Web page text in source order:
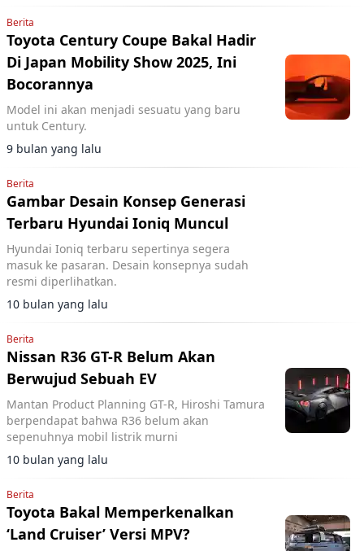
Berita
Toyota Century Coupe Bakal Hadir
Di Japan Mobility Show 2025, Ini
Bocorannya
Model ini akan menjadi sesuatu yang baru
untuk Century.
9 bulan yang lalu
Berita
Gambar Desain Konsep Generasi
Terbaru Hyundai Ioniq Muncul
Hyundai Ioniq terbaru sepertinya segera
masuk ke pasaran. Desain konsepnya sudah
resmi diperlihatkan.
10 bulan yang lalu
Berita
Nissan R36 GT-R Belum Akan
Berwujud Sebuah EV
Mantan Product Planning GT-R, Hiroshi Tamura
berpendapat bahwa R36 belum akan
sepenuhnya mobil listrik murni
10 bulan yang lalu
Berita
Toyota Bakal Memperkenalkan
‘Land Cruiser’ Versi MPV?